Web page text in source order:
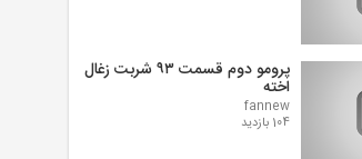
پرومو دوم قسمت ۹۳ شربت زغال
اخته
fannew
104 بازدید